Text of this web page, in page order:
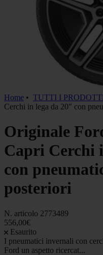
Home • TUTTI I
Cerchi in lega da 20" con
Originale
Capri Cerchi
con
posteriori
N. articolo 2773489
556,00€
Esaurito
I pneumatici invernali con
Ford un aspetto ricercat...